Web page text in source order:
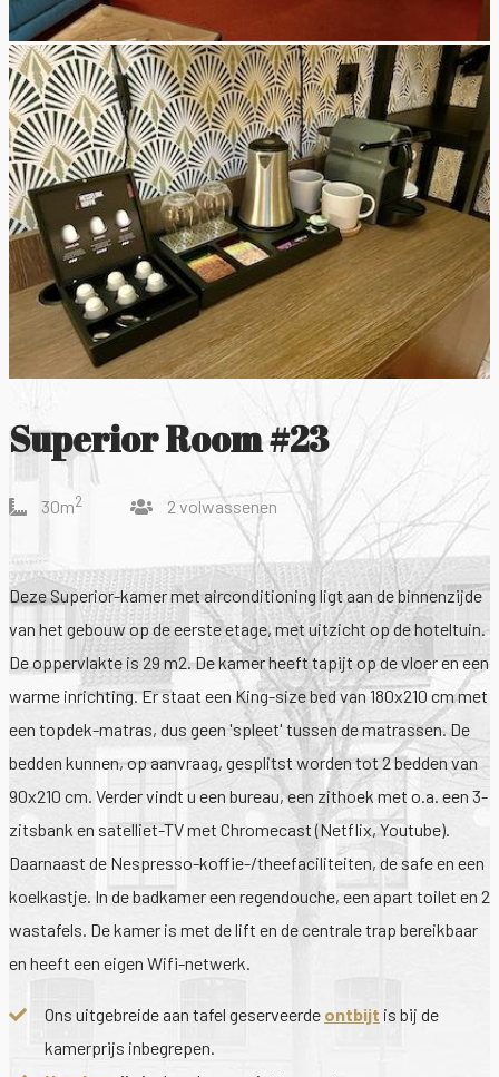
Superior Room #23
30m2 2 volwassenen
Deze Superior-kamer met airconditioning ligt aan de binnenzijde
van het gebouw op de eerste etage, met uitzicht op de hoteltuin.
De oppervlakte is 29 m2. De kamer heeft tapijt op de vloer en een
warme inrichting. Er staat een King-size bed van 180x210 cm met
een topdek-matras, dus geen 'spleet' tussen de matrassen. De
bedden kunnen, op aanvraag, gesplitst worden tot 2 bedden van
90x210 cm. Verder vindt u een bureau, een zithoek met o.a. een 3-
zitsbank en satelliet-TV met Chromecast (Netflix, Youtube).
Daarnaast de Nespresso-koffie-/theefaciliteiten, de safe en een
koelkastje. In de badkamer een regendouche, een apart toilet en 2
wastafels. De kamer is met de lift en de centrale trap bereikbaar
en heeft een eigen Wifi-netwerk.
Ons uitgebreide aan tafel geserveerde ontbijt is bij de
kamerprijs inbegrepen.